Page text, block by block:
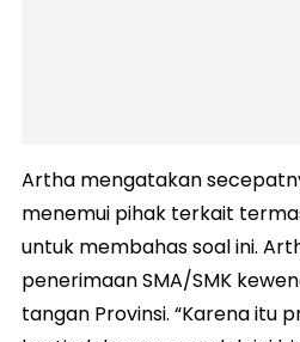
Artha mengatakan
menemui pihak terkait
untuk membahas soal ini.
penerimaan SMA/SMK
tangan Provinsi. “Karena itu